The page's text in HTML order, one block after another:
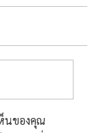
นของคุณ